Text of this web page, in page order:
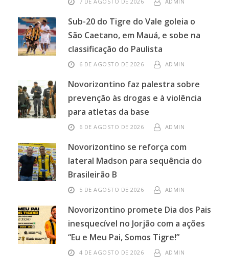
Sub-20 do Tigre do Vale goleia o
São Caetano, em Mauá, e sobe na
classificação do Paulista
6 DE AGOSTO DE 2026 ADMIN
Novorizontino faz palestra sobre
prevenção às drogas e à violência
para atletas da base
6 DE AGOSTO DE 2026 ADMIN
Novorizontino se reforça com
lateral Madson para sequência do
Brasileirão B
5 DE AGOSTO DE 2026 ADMIN
Novorizontino promete Dia dos Pais
inesquecível no Jorjão com a ações
“Eu e Meu Pai, Somos Tigre!”
4 DE AGOSTO DE 2026 ADMIN